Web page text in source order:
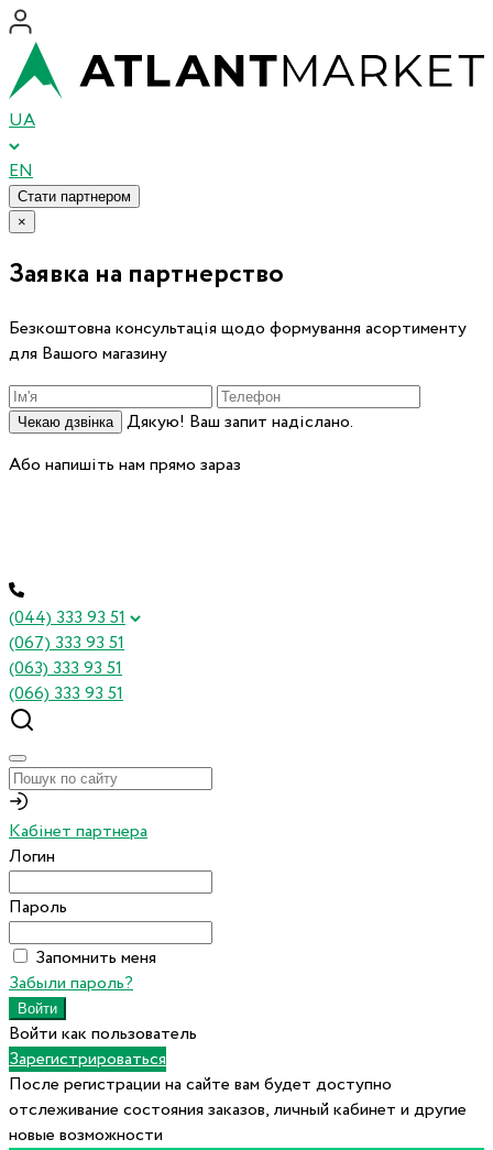
UA
EN
Стати партнером
×
Заявка на партнерство
Безкоштовна консультація щодо формування асортименту
для Вашого магазину
Чекаю дзвінка
Дякую! Ваш запит надіслано.
Або напишіть нам прямо зараз
(044) 333 93 51
(067) 333 93 51
(063) 333 93 51
(066) 333 93 51
Кабінет партнера
Логин
Пароль
Запомнить меня
Забыли пароль?
Войти как пользователь
Зарегистрироваться
После регистрации на сайте вам будет доступно
отслеживание состояния заказов, личный кабинет и другие
новые возможности